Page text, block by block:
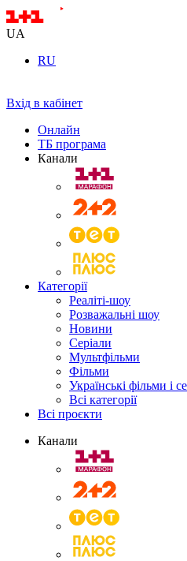
UA
RU
Вхід в кабінет
Онлайн
ТБ програма
Канали
Категорії
Реаліті-шоу
Розважальні шоу
Новини
Серіали
Мультфільми
Фільми
Українські фільми і
Всі категорії
Всі проєкти
Канали